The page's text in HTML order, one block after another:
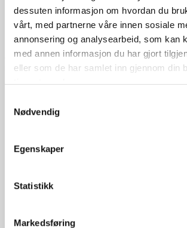
dessuten informasjon om hvordan du
vårt, med partnerne våre innen sosiale
annonsering og analysearbeid, som kan
med annen informasjon du har gjort
eller som de har samlet inn gjennom din
Nødvendig
Egenskaper
Statistikk
Markedsføring
Alaska sokker Grå
kr 99,00
Aclima Woolterry
Black